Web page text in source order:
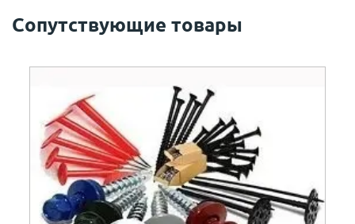
Сопутствующие товары